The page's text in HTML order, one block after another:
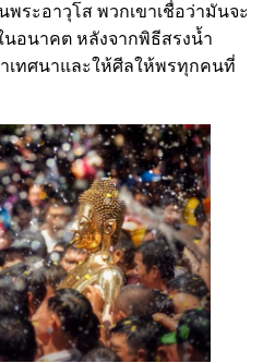
ระอาวุโส พวกเขาเชื่อว่ามันจะ
อนาคต หลังจากพิธีสรงน้ำ
เทศนาและให้ศีลให้พรทุกคนที่